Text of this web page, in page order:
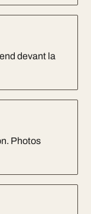
devant la
Photos